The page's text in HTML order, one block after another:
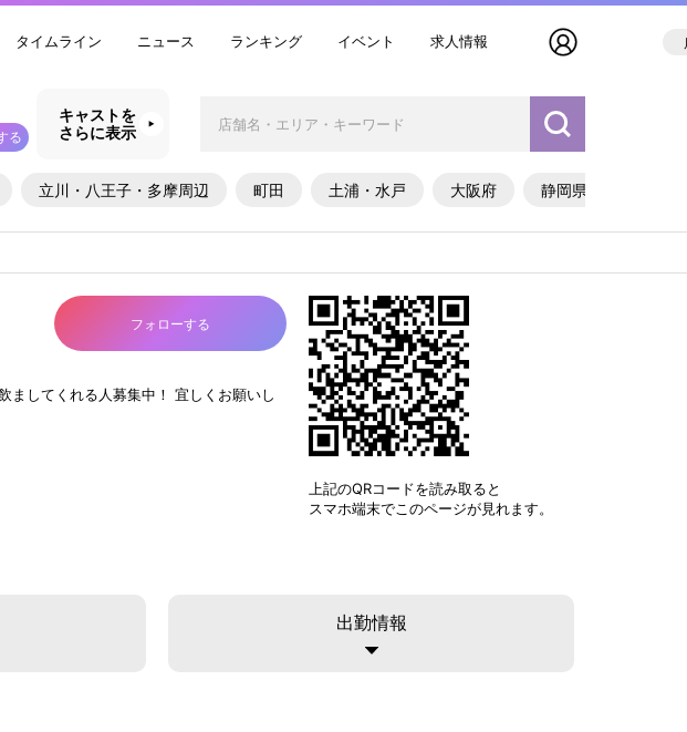
タイムライン ニュース ランキング イベント 求人情報
る
キャストを
さらに表示
立川・八王子・多摩周辺 町田 土浦・水戸 大阪府 静岡県
フォローする
ましてくれる人募集中！ 宜しくお願いし
上記のQRコードを読み取ると
スマホ端末でこのページが見れます。
出勤情報